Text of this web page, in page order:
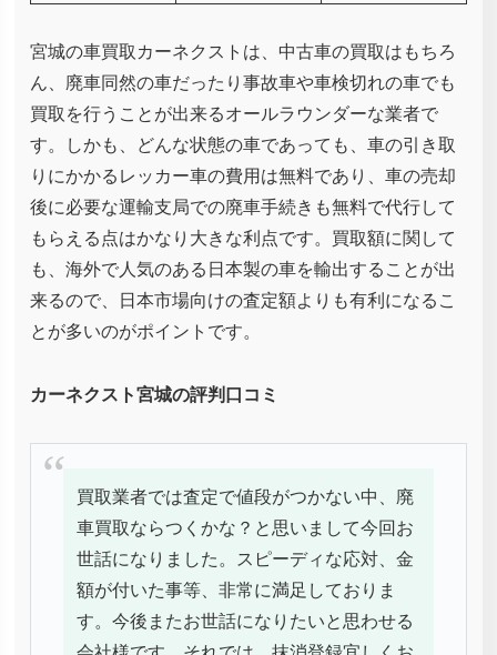
宮城の車買取カーネクストは、中古車の買取はもちろ
ん、廃車同然の車だったり事故車や車検切れの車でも
買取を行うことが出来るオールラウンダーな業者で
す。しかも、どんな状態の車であっても、車の引き取
りにかかるレッカー車の費用は無料であり、車の売却
後に必要な運輸支局での廃車手続きも無料で代行して
もらえる点はかなり大きな利点です。買取額に関して
も、海外で人気のある日本製の車を輸出することが出
来るので、日本市場向けの査定額よりも有利になるこ
とが多いのがポイントです。
カーネクスト宮城の評判口コミ
買取業者では査定で値段がつかない中、廃
車買取ならつくかな？と思いまして今回お
世話になりました。スピーディな応対、金
額が付いた事等、非常に満足しておりま
す。今後またお世話になりたいと思わせる